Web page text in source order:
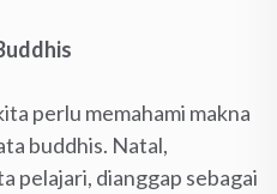
perlu memahami makna
buddhis. Natal,
pelajari, dianggap sebagai